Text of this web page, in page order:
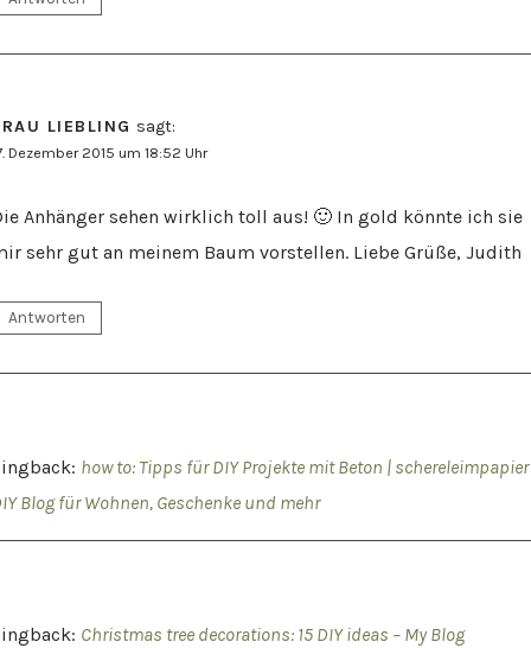
LIEBLING sagt:
Dezember 2015 um 18:52 Uhr
Anhänger sehen wirklich toll aus! 🙂 In gold könnte ich sie
sehr gut an meinem Baum vorstellen. Liebe Grüße, Judith
Antworten
how to: Tipps für DIY Projekte mit Beton |
Blog für Wohnen, Geschenke und mehr
Christmas tree decorations: 15 DIY ideas – My Blog